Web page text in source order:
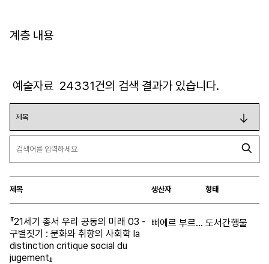
계층 내용
예술자료 24331건의 검색 결과가 있습니다.
제목 생산자 형태
『21세기 총서 우리 공동의 미래 03 -
구별짓기 : 문화와 취향의 사회학 la
distinction critique social du
jugement』
삐에르 부르디외 도서간행물